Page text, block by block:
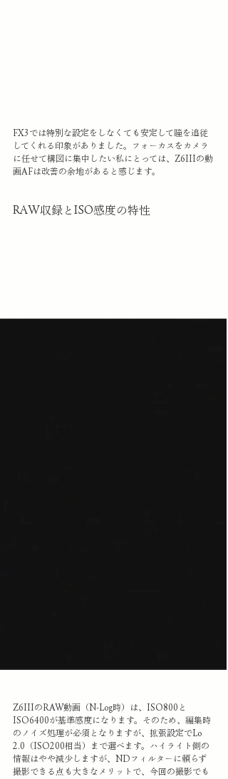
FX3では特別な設定をしなくても安定して瞳を追従
してくれる印象がありました。フォーカスをカメラ
に任せて構図に集中したい私にとっては、Z6IIIの動
画AFは改善の余地があると感じます。
RAW収録とISO感度の特性
Z6IIIのRAW動画（N-Log時）は、ISO800と
ISO6400が基準感度になります。そのため、編集時
のノイズ処理が必須となりますが、拡張設定でLo
2.0（ISO200相当）まで選べます。ハイライト側の
情報はやや減少しますが、NDフィルターに頼らず
撮影できる点も大きなメリットで、今回の撮影でも